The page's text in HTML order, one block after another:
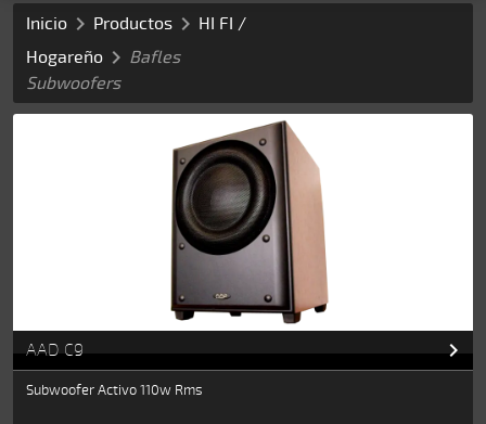
Inicio  Productos  HI FI /
Hogareño  Bafles
Subwoofers
AAD C9 
Subwoofer Activo 110w Rms